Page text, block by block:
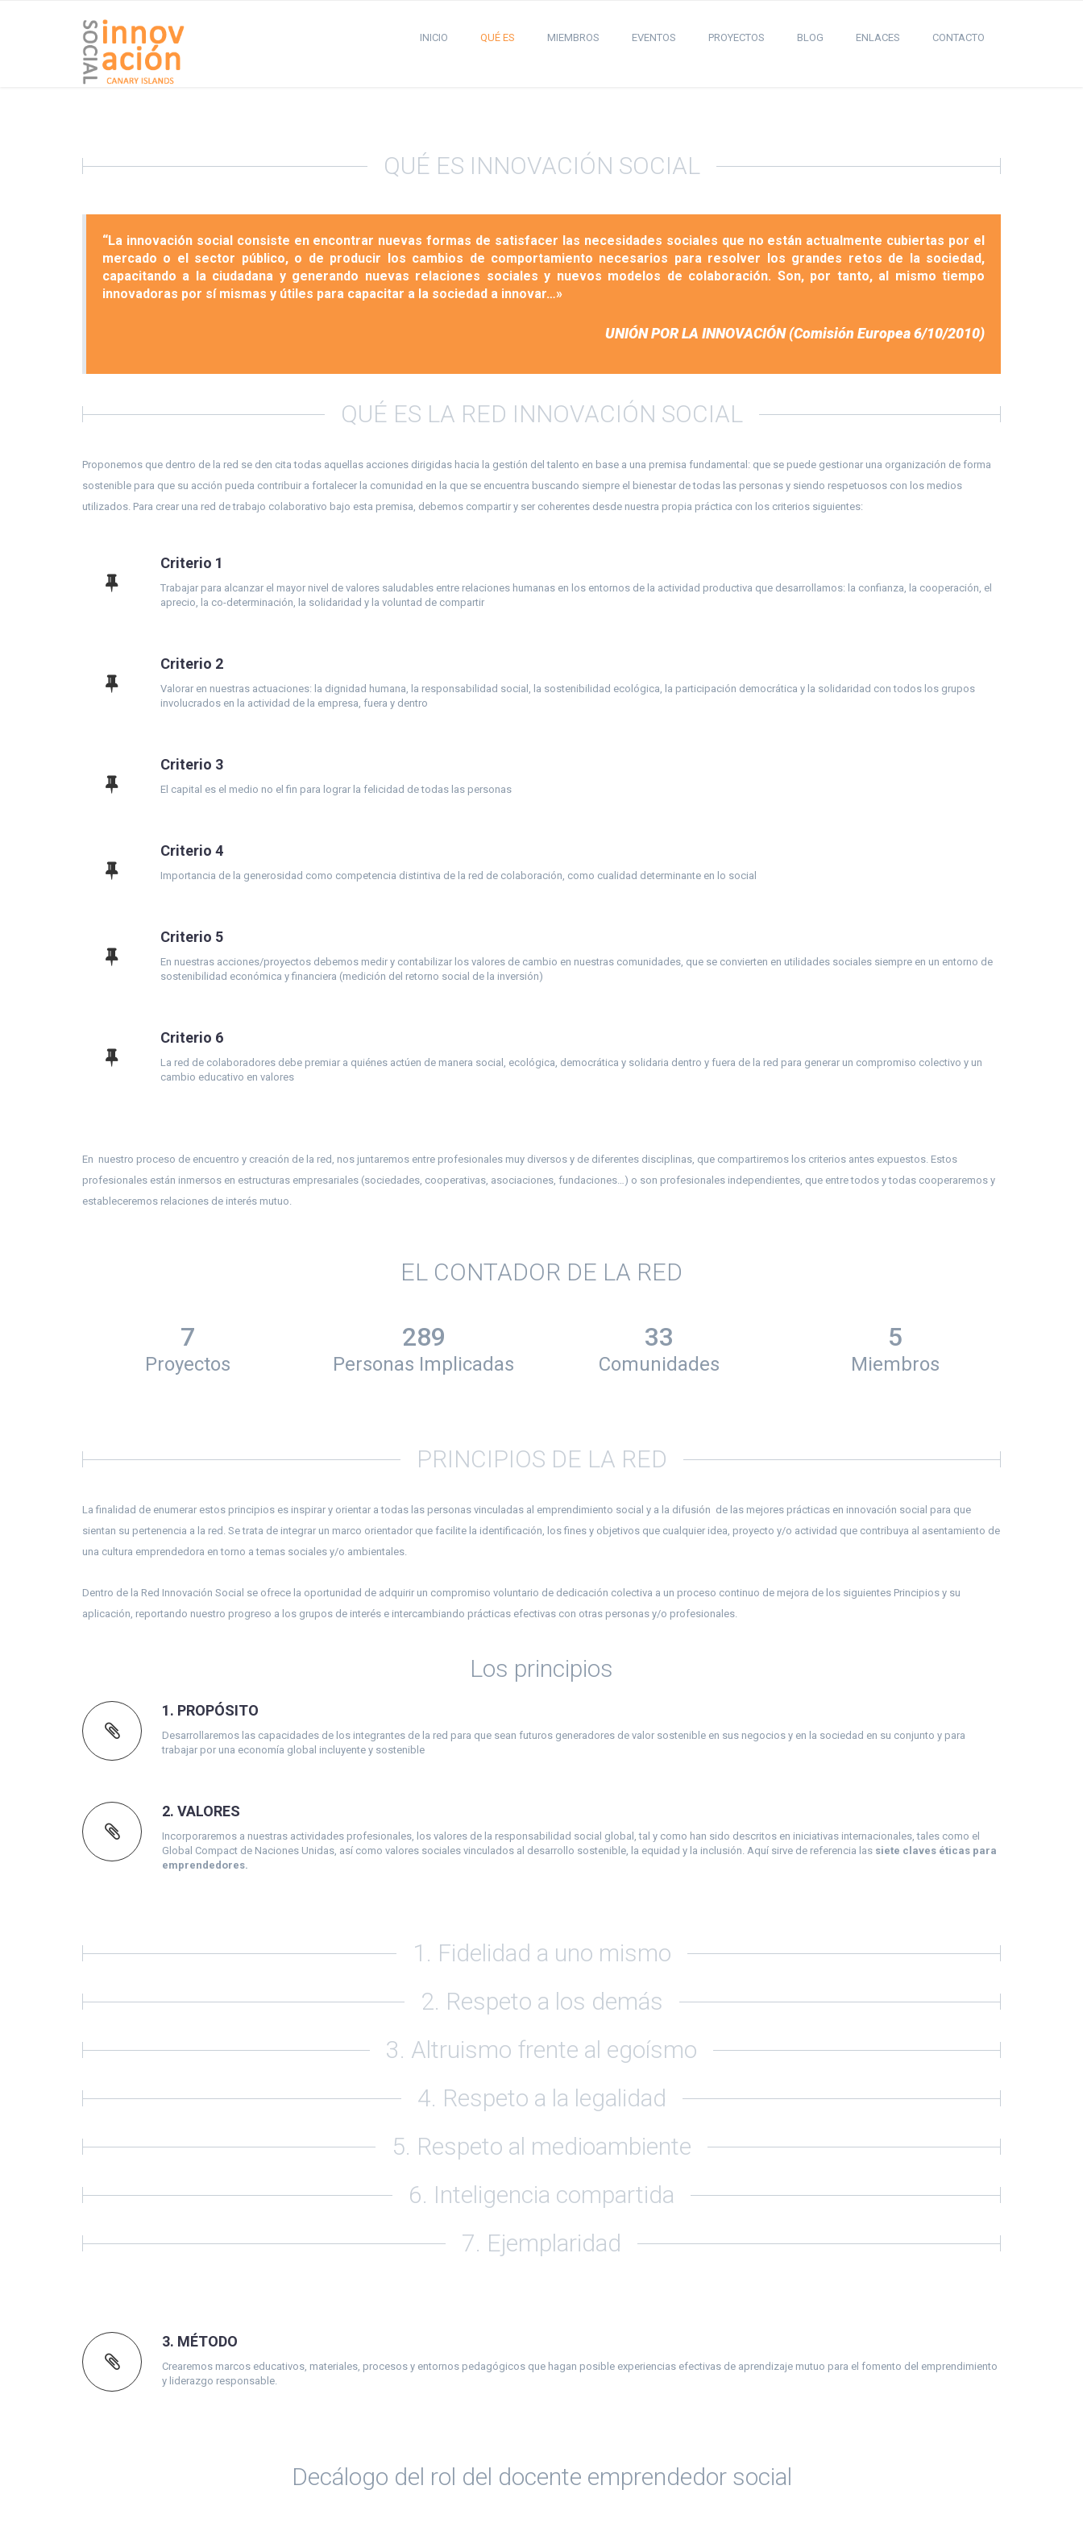
INICIO QUÉ ES MIEMBROS EVENTOS PROYECTOS BLOG ENLACES CONTACTO
QUÉ ES INNOVACIÓN SOCIAL
“La innovación social consiste en encontrar nuevas formas de satisfacer las necesidades sociales que no están actualmente cubiertas por el
mercado o el sector público, o de producir los cambios de comportamiento necesarios para resolver los grandes retos de la sociedad,
capacitando a la ciudadana y generando nuevas relaciones sociales y nuevos modelos de colaboración. Son, por tanto, al mismo tiempo
innovadoras por sí mismas y útiles para capacitar a la sociedad a innovar…»
UNIÓN POR LA INNOVACIÓN (Comisión Europea 6/10/2010)
QUÉ ES LA RED INNOVACIÓN SOCIAL
Proponemos que dentro de la red se den cita todas aquellas acciones dirigidas hacia la gestión del talento en base a una premisa fundamental: que se puede gestionar una organización de forma
sostenible para que su acción pueda contribuir a fortalecer la comunidad en la que se encuentra buscando siempre el bienestar de todas las personas y siendo respetuosos con los medios
utilizados. Para crear una red de trabajo colaborativo bajo esta premisa, debemos compartir y ser coherentes desde nuestra propia práctica con los criterios siguientes:
Criterio 1
Trabajar para alcanzar el mayor nivel de valores saludables entre relaciones humanas en los entornos de la actividad productiva que desarrollamos: la confianza, la cooperación, el
aprecio, la co-determinación, la solidaridad y la voluntad de compartir
Criterio 2
Valorar en nuestras actuaciones: la dignidad humana, la responsabilidad social, la sostenibilidad ecológica, la participación democrática y la solidaridad con todos los grupos
involucrados en la actividad de la empresa, fuera y dentro
Criterio 3
El capital es el medio no el fin para lograr la felicidad de todas las personas
Criterio 4
Importancia de la generosidad como competencia distintiva de la red de colaboración, como cualidad determinante en lo social
Criterio 5
En nuestras acciones/proyectos debemos medir y contabilizar los valores de cambio en nuestras comunidades, que se convierten en utilidades sociales siempre en un entorno de
sostenibilidad económica y financiera (medición del retorno social de la inversión)
Criterio 6
La red de colaboradores debe premiar a quiénes actúen de manera social, ecológica, democrática y solidaria dentro y fuera de la red para generar un compromiso colectivo y un
cambio educativo en valores
En nuestro proceso de encuentro y creación de la red, nos juntaremos entre profesionales muy diversos y de diferentes disciplinas, que compartiremos los criterios antes expuestos. Estos
profesionales están inmersos en estructuras empresariales (sociedades, cooperativas, asociaciones, fundaciones…) o son profesionales independientes, que entre todos y todas cooperaremos y
estableceremos relaciones de interés mutuo.
EL CONTADOR DE LA RED
7
Proyectos
290
Personas Implicadas
33
Comunidades
5
Miembros
PRINCIPIOS DE LA RED
La finalidad de enumerar estos principios es inspirar y orientar a todas las personas vinculadas al emprendimiento social y a la difusión de las mejores prácticas en innovación social para que
sientan su pertenencia a la red. Se trata de integrar un marco orientador que facilite la identificación, los fines y objetivos que cualquier idea, proyecto y/o actividad que contribuya al asentamiento de
una cultura emprendedora en torno a temas sociales y/o ambientales.
Dentro de la Red Innovación Social se ofrece la oportunidad de adquirir un compromiso voluntario de dedicación colectiva a un proceso continuo de mejora de los siguientes Principios y su
aplicación, reportando nuestro progreso a los grupos de interés e intercambiando prácticas efectivas con otras personas y/o profesionales.
Los principios
1. PROPÓSITO
Desarrollaremos las capacidades de los integrantes de la red para que sean futuros generadores de valor sostenible en sus negocios y en la sociedad en su conjunto y para
trabajar por una economía global incluyente y sostenible
2. VALORES
Incorporaremos a nuestras actividades profesionales, los valores de la responsabilidad social global, tal y como han sido descritos en iniciativas internacionales, tales como el
Global Compact de Naciones Unidas, así como valores sociales vinculados al desarrollo sostenible, la equidad y la inclusión. Aquí sirve de referencia las siete claves éticas para
emprendedores.
1. Fidelidad a uno mismo
2. Respeto a los demás
3. Altruismo frente al egoísmo
4. Respeto a la legalidad
5. Respeto al medioambiente
6. Inteligencia compartida
7. Ejemplaridad
3. MÉTODO
Crearemos marcos educativos, materiales, procesos y entornos pedagógicos que hagan posible experiencias efectivas de aprendizaje mutuo para el fomento del emprendimiento
y liderazgo responsable.
Decálogo del rol del docente emprendedor social